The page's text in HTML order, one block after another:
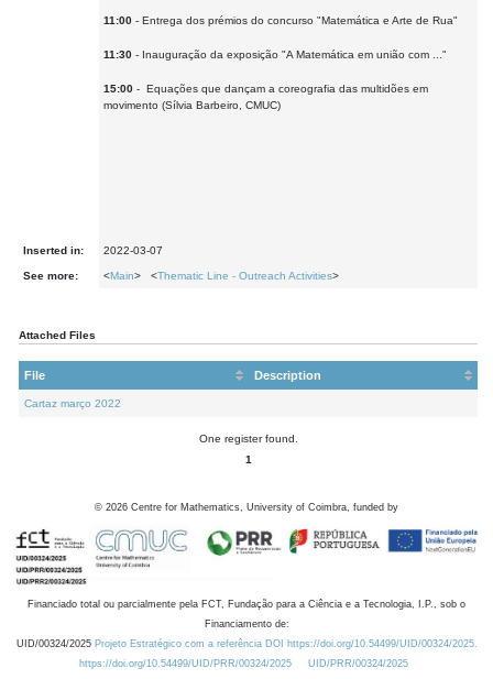
11:00 - Entrega dos prémios do concurso "Matemática e Arte de Rua"
11:30 - Inauguração da exposição "A Matemática em união com ..."
15:00 - Equações que dançam a coreografia das multidões em
movimento (Sílvia Barbeiro, CMUC)
Inserted in: 2022-03-07
See more: <Main> <Thematic Line - Outreach Activities>
Attached Files
File Description
Cartaz março 2022
One register found.
1
© 2026 Centre for Mathematics, University of Coimbra, funded by
Financiado total ou parcialmente pela FCT, Fundação para a Ciência e a Tecnologia, I.P., sob o
Financiamento de:
UID/00324/2025 Projeto Estratégico com a referência DOI https://doi.org/10.54499/UID/00324/2025.
https://doi.org/10.54499/UID/PRR/00324/2025
UID/PRR/00324/2025